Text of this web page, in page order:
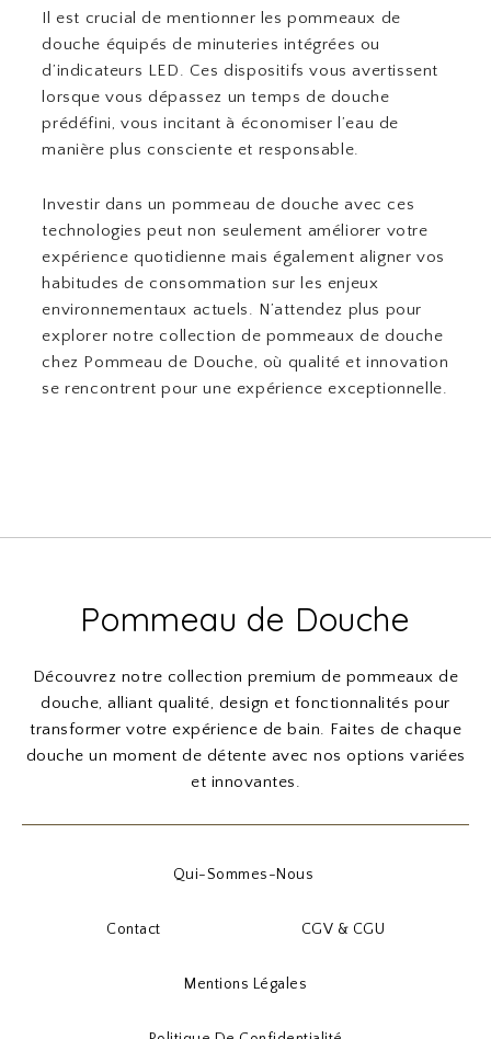
Il est crucial de mentionner les pommeaux de
douche équipés de minuteries intégrées ou
d’indicateurs LED. Ces dispositifs vous avertissent
lorsque vous dépassez un temps de douche
prédéfini, vous incitant à économiser l’eau de
manière plus consciente et responsable.
Investir dans un pommeau de douche avec ces
technologies peut non seulement améliorer votre
expérience quotidienne mais également aligner vos
habitudes de consommation sur les enjeux
environnementaux actuels. N’attendez plus pour
explorer notre collection de pommeaux de douche
chez Pommeau de Douche, où qualité et innovation
se rencontrent pour une expérience exceptionnelle.
Pommeau de Douche
Découvrez notre collection premium de pommeaux de
douche, alliant qualité, design et fonctionnalités pour
transformer votre expérience de bain. Faites de chaque
douche un moment de détente avec nos options variées
et innovantes.
Qui-Sommes-Nous
Contact CGV & CGU
Mentions Légales